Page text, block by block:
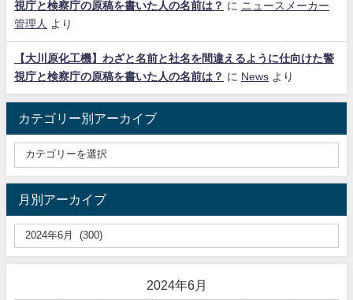
視庁と検察庁の原稿を書いた人の名前は？ に ニュースメーカー
管理人
より
【大川原化工機】わざと名前と社名を間違えるように仕向けた警
視庁と検察庁の原稿を書いた人の名前は？ に News より
カテゴリー別アーカイブ
月別アーカイブ
2024年6月